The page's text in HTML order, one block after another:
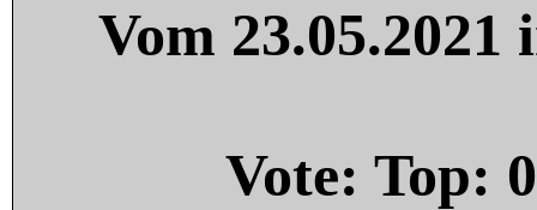
Vom
Vote: Top: 0